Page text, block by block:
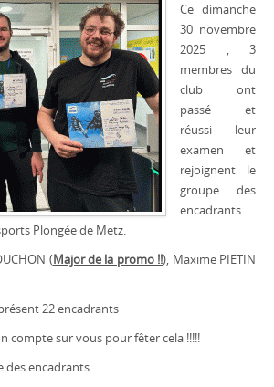
Ce dimanche
30 novembre
2025 , 3
membres du
club ont
passé et
réussi leur
examen et
rejoignent le
groupe des
encadrants
Plongée de Metz.
(Major de la promo !!), Maxime PIETIN
22 encadrants
compte sur vous pour fêter cela !!!!!
des encadrants